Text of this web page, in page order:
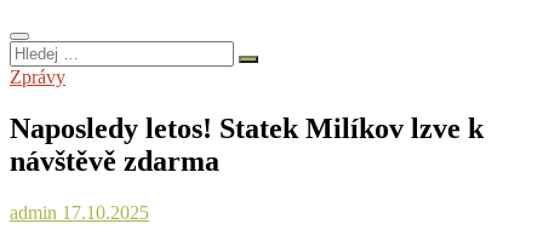
Hledej
…
Zprávy
Naposledy letos! Statek Milíkov lzve k
návštěvě zdarma
admin 17.10.2025